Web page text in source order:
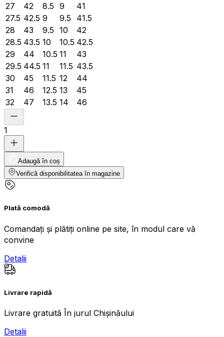
27
42 8.5 9
41
27.5 42.5 9 9.5
41.5
28
43 9.5 10
42
28.5 43.5 10 10.5 42.5
29
44 10.5 11
43
29.5 44.5 11 11.5 43.5
30
45 11.5 12
44
31
46 12.5 13
45
32
47 13.5 14 46
1
Adaugă în coș
Verifică disponibilitatea în magazine
Plată comodă
Comandați și plătiți online pe site, în modul care vă
convine
Detalii
Livrare rapidă
Livrare gratuită În jurul Chișinăului
Detalii